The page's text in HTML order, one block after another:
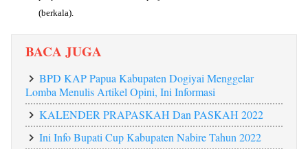
(berkala).
BACA JUGA
BPD KAP Papua Kabupaten Dogiyai Menggelar
Lomba Menulis Artikel Opini, Ini Informasi
KALENDER PRAPASKAH Dan PASKAH 2022
Ini Info Bupati Cup Kabupaten Nabire Tahun 2022